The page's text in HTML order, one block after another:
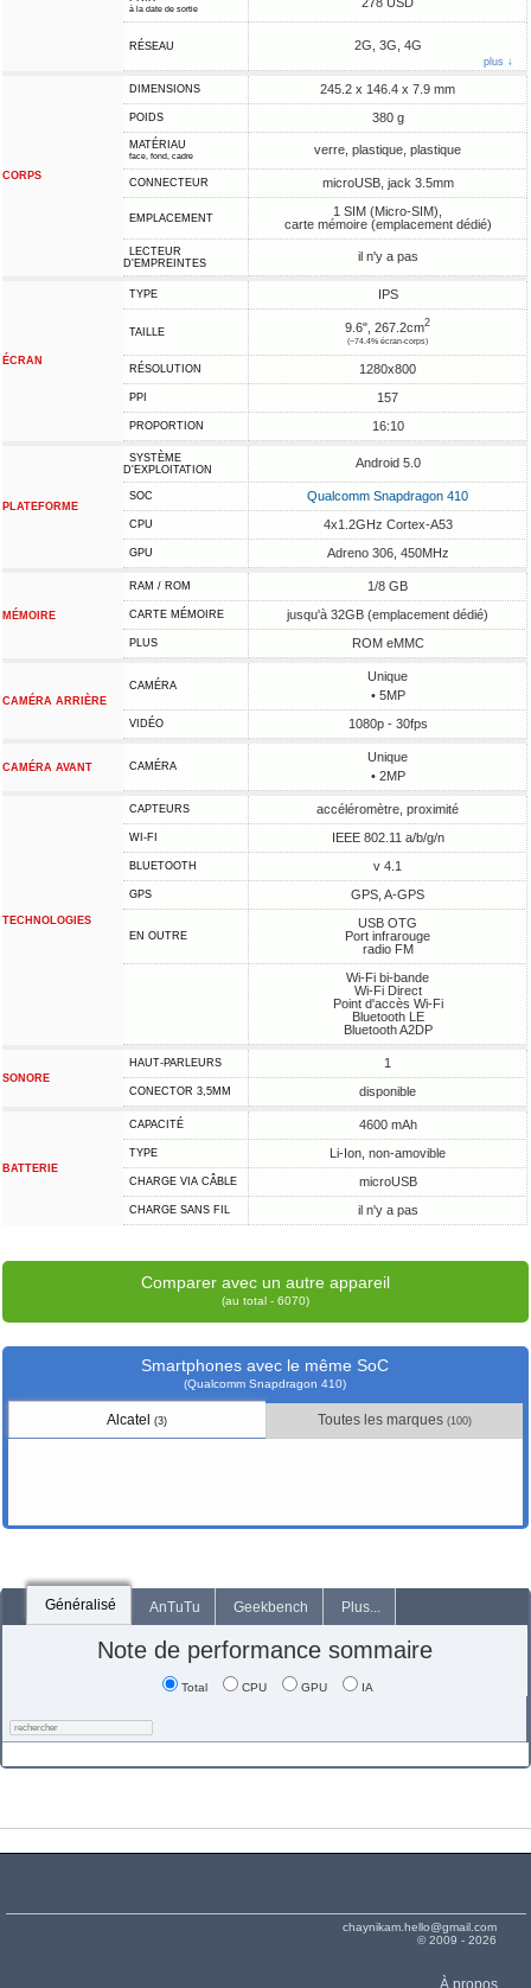
à la date de sortie
RÉSEAU 2G, 3G, 4G
plus ↓
CORPS
DIMENSIONS 245.2 x 146.4 x 7.9 mm
POIDS 380 g
MATÉRIAU
face, fond, cadre verre, plastique, plastique
CONNECTEUR microUSB, jack 3.5mm
EMPLACEMENT
1 SIM (Micro-SIM),
carte mémoire (emplacement dédié)
LECTEUR
D'EMPREINTES
il n'y a pas
ÉCRAN
TYPE IPS
TAILLE 9.6", 267.2cm2
(~74.4% écran-corps)
RÉSOLUTION 1280x800
PPI 157
PROPORTION 16:10
PLATEFORME
SYSTÈME
D'EXPLOITATION
Android 5.0
SOC Qualcomm Snapdragon 410
CPU 4x1.2GHz Cortex-A53
GPU Adreno 306, 450MHz
MÉMOIRE
RAM / ROM 1/8 GB
CARTE MÉMOIRE jusqu'à 32GB (emplacement dédié)
PLUS ROM eMMC
CAMÉRA ARRIÈRE
CAMÉRA
Unique
• 5MP
VIDÉO 1080p - 30fps
CAMÉRA AVANT CAMÉRA
Unique
• 2MP
TECHNOLOGIES
CAPTEURS accéléromètre, proximité
WI-FI IEEE 802.11 a/b/g/n
BLUETOOTH v 4.1
GPS GPS, A-GPS
EN OUTRE
USB OTG
Port infrarouge
radio FM
Wi-Fi bi-bande
Wi-Fi Direct
Point d'accès Wi-Fi
Bluetooth LE
Bluetooth A2DP
SONORE
HAUT-PARLEURS 1
CONECTOR 3,5MM disponible
BATTERIE
CAPACITÉ 4600 mAh
TYPE Li-Ion, non-amovible
CHARGE VIA CÂBLE microUSB
CHARGE SANS FIL il n'y a pas
Comparer avec un autre appareil
(au total - 6070)
Smartphones avec le même SoC
(Qualcomm Snapdragon 410)
Alcatel(3) Toutes les marques (100)
Généralisé AnTuTu Geekbench Plus...
Note de performance sommaire
Total CPU GPU IA
chaynikam.hello@gmail.com
© 2009 - 2026